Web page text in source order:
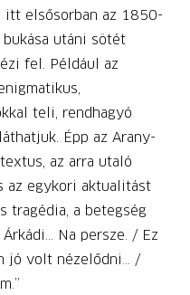
itt elsősorban az 1850-
bukása utáni sötét
fel. Például az
teli, rendhagyó
Épp az Arany-
az arra utaló
az egykori aktualitást
tragédia, a betegség
Na persze. / Ez
jó volt nézelődni… /